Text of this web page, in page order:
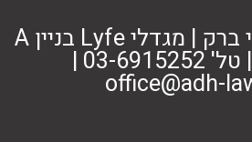
רח' הירקון 5, בני ברק | מגדלי Lyfe בניין A
קומה 10 | טל' 03-6915252 |
office@adh-